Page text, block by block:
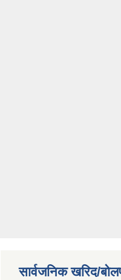
सार्वजनिक खरिद/